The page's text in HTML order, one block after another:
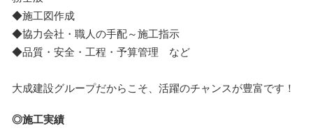
◆施工図作成
◆協力会社・職人の手配～施工指示
◆品質・安全・工程・予算管理 など
大成建設グループだからこそ、活躍のチャンスが豊富です！
◎施工実績